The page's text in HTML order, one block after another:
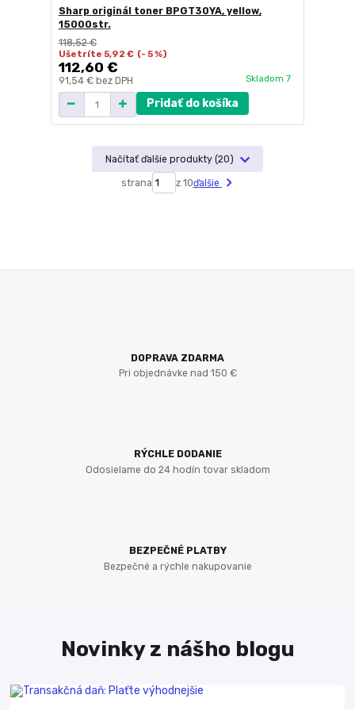
Sharp originál toner BPGT30YA, yellow,
15000str.
118,52 €
Ušetríte 5,92 € (- 5 %)
112,60 €
91,54 € bez DPH Skladom 7
Pridať do košíka
Načítať ďalšie produkty (20)
strana z 10ďalšie
DOPRAVA ZDARMA
Pri objednávke nad 150 €
RÝCHLE DODANIE
Odosielame do 24 hodín tovar skladom
BEZPEČNÉ PLATBY
Bezpečné a rýchle nakupovanie
Novinky z nášho blogu